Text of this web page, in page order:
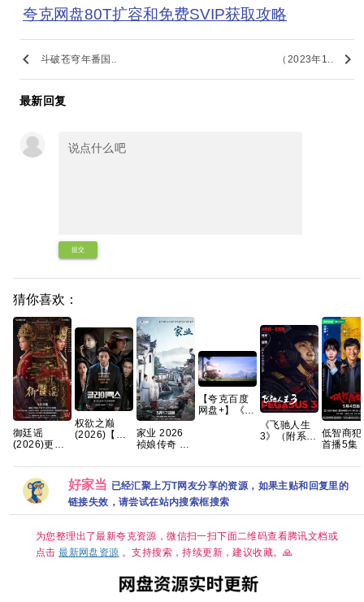
夸克网盘80T扩容和免费SVIP获取攻略
keyboard_arrow_left 斗破苍穹年番国.. （2023年1.. keyboard_arrow_right
最新回复
提交
猜你喜欢：
御廷谣
(2026)更新
[4K+1080P.
国语中字.网
盘资源][2GB
集]
权欲之巅
(2026)【全
【韩语】
【中文字
幕】
【13.7G】
惊悚 悬疑 」
家业 2026
祯娘传奇 古
杨紫 韩东君
已更最新 夸
克
【夸克百度
网盘+】《小
+两部番外前
传系列原盘
REMUX国英
《飞驰人生
3》（附系
本煜 魏翔 沙
溢 范丞丞 孙
艺洲2026/剧
动/4K电影
低智商犯
首播5集
好家当 已经汇聚上万T网友分享的资源，如果主贴和回复里的
链接失效，请尝试在站内搜索框搜索
为您整理出了最新夸克资源，微信扫一扫下面二维码查看腾讯文档或
点击最新网盘资源 。支持搜索，持续更新，建议收藏。🙏